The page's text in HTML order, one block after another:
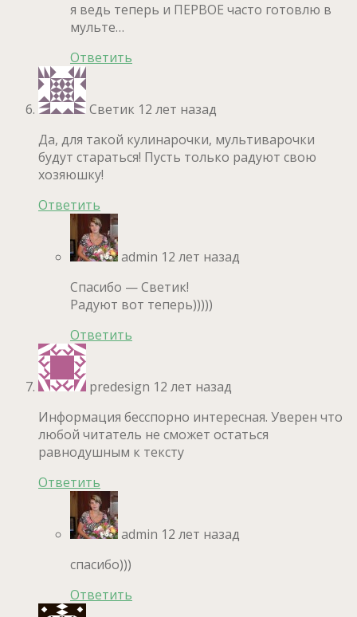
я ведь теперь и ПЕРВОЕ часто готовлю в
мульте…
Ответить
Светик 12 лет назад
Да, для такой кулинарочки, мультиварочки
будут стараться! Пусть только радуют свою
хозяюшку!
Ответить
admin 12 лет назад
Спасибо — Светик!
Радуют вот теперь)))))
Ответить
predesign 12 лет назад
Информация бесспорно интересная. Уверен что
любой читатель не сможет остаться
равнодушным к тексту
Ответить
admin 12 лет назад
спасибо)))
Ответить